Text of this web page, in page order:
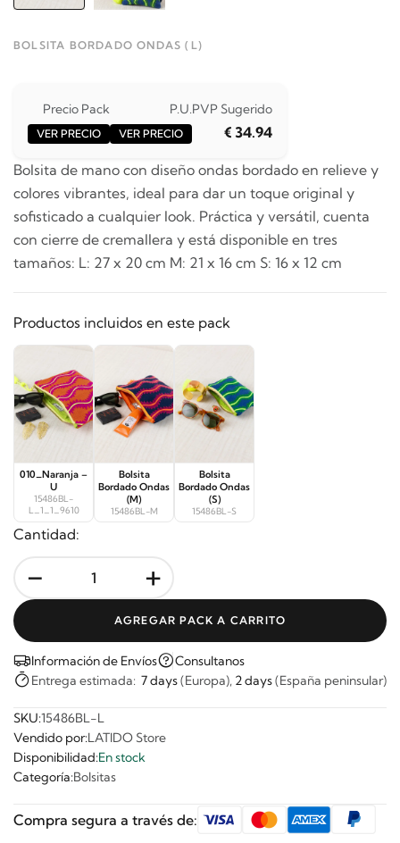
BOLSITA BORDADO ONDAS (L)
Precio Pack
VER PRECIO
P.U.
VER PRECIO
PVP Sugerido
€ 34.94
Bolsita de mano con diseño ondas bordado en relieve y
colores vibrantes, ideal para dar un toque original y
sofisticado a cualquier look. Práctica y versátil, cuenta
con cierre de cremallera y está disponible en tres
tamaños: L: 27 x 20 cm M: 21 x 16 cm S: 16 x 12 cm
Productos incluidos en este pack
010_Naranja –
U
15486BL-
L_1_1_9610
Bolsita
Bordado Ondas
(M)
15486BL-M
Bolsita
Bordado Ondas
(S)
15486BL-S
Cantidad:
- +
AGREGAR PACK A CARRITO
Información de Envíos
Consultanos
Entrega estimada: 7 days(Europa), 2 days(España peninsular)
SKU:15486BL-L
Vendido por:LATIDO Store
Disponibilidad:En stock
Categoría:Bolsitas
Compra segura a través de: